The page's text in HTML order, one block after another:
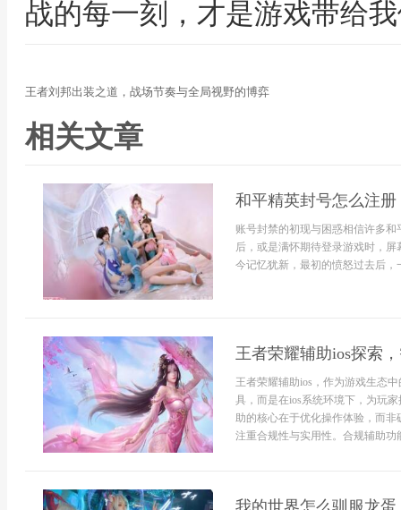
战的每一刻，才是游戏带给
王者刘邦出装之道，战场节奏与全局视野的博弈
相关文章
和平精英封号怎么注
账号封禁的初现与困惑相信许多
后，或是满怀期待登录游戏时，
今记忆犹新，最初的愤怒过去后
王者荣耀辅助ios探索
王者荣耀辅助ios，作为游戏生态
具，而是在ios系统环境下，为玩
助的核心在于优化操作体验，而
注重合规性与实用性。合规辅助
我的世界怎么驯服龙